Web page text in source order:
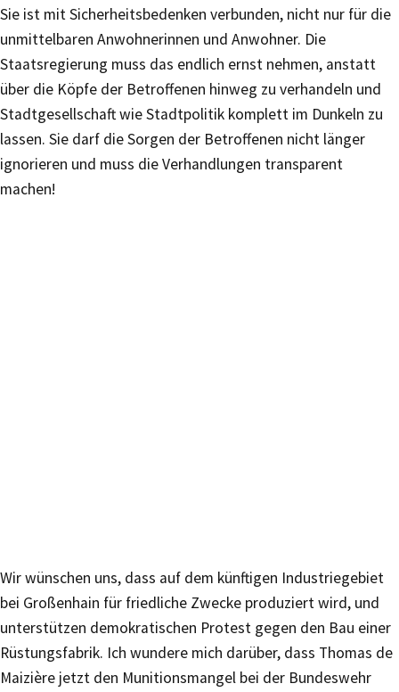
Sie ist mit Sicherheitsbedenken verbunden, nicht nur für die
unmittelbaren Anwohnerinnen und Anwohner. Die
Staatsregierung muss das endlich ernst nehmen, anstatt
über die Köpfe der Betroffenen hinweg zu verhandeln und
Stadtgesellschaft wie Stadtpolitik komplett im Dunkeln zu
lassen. Sie darf die Sorgen der Betroffenen nicht länger
ignorieren und muss die Verhandlungen transparent
machen!
Wir wünschen uns, dass auf dem künftigen Industriegebiet
bei Großenhain für friedliche Zwecke produziert wird, und
unterstützen demokratischen Protest gegen den Bau einer
Rüstungsfabrik. Ich wundere mich darüber, dass Thomas de
Maizière jetzt den Munitionsmangel bei der Bundeswehr